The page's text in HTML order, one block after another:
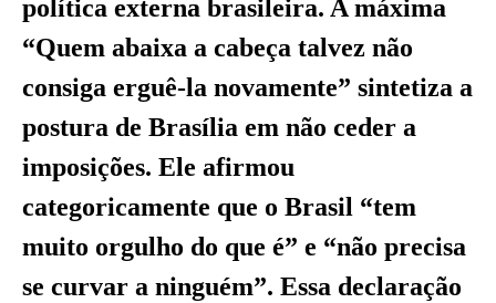
política externa brasileira. A máxima
“Quem abaixa a cabeça talvez não
consiga erguê-la novamente” sintetiza a
postura de Brasília em não ceder a
imposições. Ele afirmou
categoricamente que o Brasil “tem
muito orgulho do que é” e “não precisa
se curvar a ninguém”. Essa declaração